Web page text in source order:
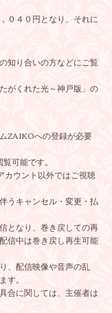
４０円となり、それに
知り合いの方などにご覧
がくれた光～神戸版」の
ZAIKOへの登録が必要
可能です。
ウント以外ではご視聴
うキャンセル・変更・払
となり、巻き戻しての再
信中は巻き戻し再生可能
、配信映像や音声の乱
す。
合に関しては、主催者は